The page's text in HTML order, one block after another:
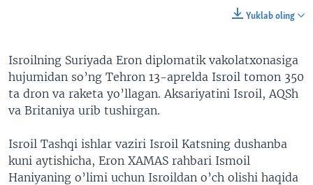
Yuklab oling
Isroilning Suriyada Eron diplomatik vakolatxonasiga
hujumidan so’ng Tehron 13-aprelda Isroil tomon 350
ta dron va raketa yo’llagan. Aksariyatini Isroil, AQSh
va Britaniya urib tushirgan.
Isroil Tashqi ishlar vaziri Isroil Katsning dushanba
kuni aytishicha, Eron XAMAS rahbari Ismoil
Haniyaning o’limi uchun Isroildan o’ch olishi haqida